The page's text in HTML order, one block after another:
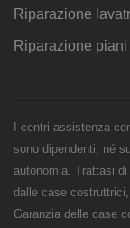
Riparazione
Riparazione piani
I centri assistenza
sono dipendenti, né
autonomia. Trattasi
dalle case
Garanzia delle case